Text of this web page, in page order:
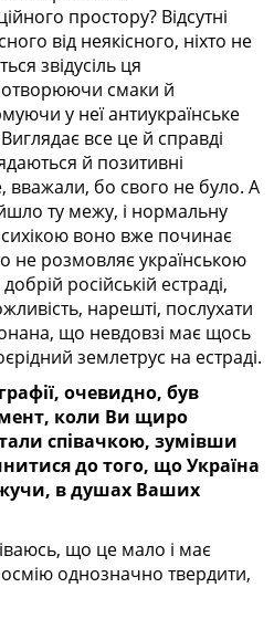
простору? Відсутні
від неякісного, ніхто не
звідусіль ця
смаки й
у неї антиукраїнське
все це й справді
й позитивні
бо свого не було. А
ту межу, і нормальну
воно вже починає
не розмовляє українською
російській естраді,
нарешті, послухати
що невдовзі має щось
землетрус на естраді.
очевидно, був
коли Ви щиро
співачкою, зумівши
до того, що Україна
в душах Ваших
що це мало і має
однозначно твердити,